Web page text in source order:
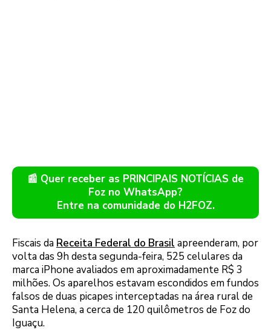
📰 Quer receber as PRINCIPAIS NOTÍCIAS de
Foz no WhatsApp?
Entre na comunidade do H2FOZ.
Fiscais da Receita Federal do Brasil apreenderam, por
volta das 9h desta segunda-feira, 525 celulares da
marca iPhone avaliados em aproximadamente R$ 3
milhões. Os aparelhos estavam escondidos em fundos
falsos de duas picapes interceptadas na área rural de
Santa Helena, a cerca de 120 quilômetros de Foz do
Iguaçu.